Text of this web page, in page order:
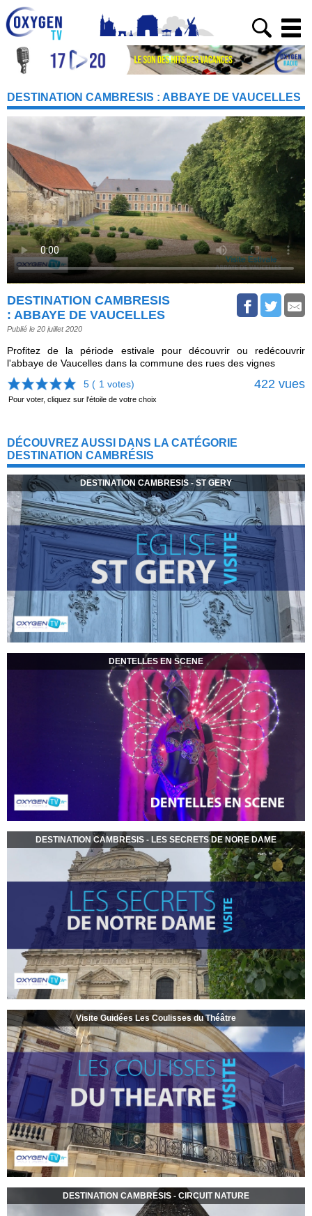
DESTINATION CAMBRESIS : ABBAYE DE VAUCELLES
DESTINATION CAMBRESIS
: ABBAYE DE VAUCELLES
Publié le 20 juillet 2020
Profitez de la période estivale pour découvrir ou redécouvrir
l'abbaye de Vaucelles dans la commune des rues des vignes
5 ( 1 votes) 422 vues
Pour voter, cliquez sur l'étoile de votre choix
DÉCOUVREZ AUSSI DANS LA CATÉGORIE
DESTINATION CAMBRÉSIS
DESTINATION CAMBRESIS - ST GERY
DENTELLES EN SCENE
DESTINATION CAMBRESIS - LES SECRETS DE NORE DAME
Visite Guidées Les Coulisses du Théâtre
DESTINATION CAMBRESIS - CIRCUIT NATURE